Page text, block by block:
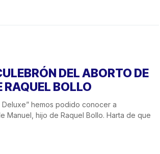
DEL ABORTO DE
RAQUEL BOLLO
Deluxe” hemos podido conocer a
Manuel, hijo de Raquel Bollo. Harta de que